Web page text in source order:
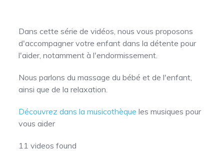
Dans cette série de vidéos, nous vous proposons
d'accompagner votre enfant dans la détente pour
l'aider, notamment à l'endormissement.
Nous parlons du massage du bébé et de l'enfant,
ainsi que de la relaxation.
Découvrez dans la musicothèque les musiques pour
vous aider
11 videos found